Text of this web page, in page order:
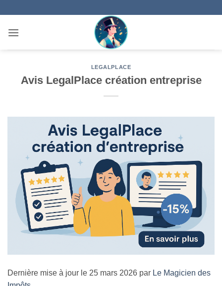
contenu
LEGALPLACE
Avis LegalPlace création entreprise
Dernière mise à jour le 25 mars 2026 par Le Magicien des